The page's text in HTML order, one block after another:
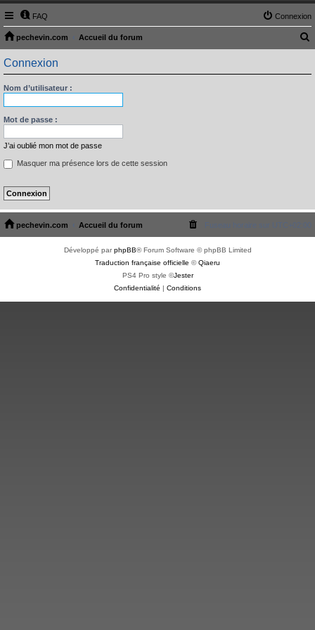
FAQ Connexion
pechevin.com Accueil du forum
Connexion
Nom d’utilisateur :
Mot de passe :
J’ai oublié mon mot de passe
Masquer ma présence lors de cette session
pechevin.com Accueil du forum Fuseau horaire sur UTC+02:00
Développé parphpBB® Forum Software © phpBB Limited
Traduction française officielle ©Qiaeru
PS4 Pro style ©Jester
Confidentialité | Conditions